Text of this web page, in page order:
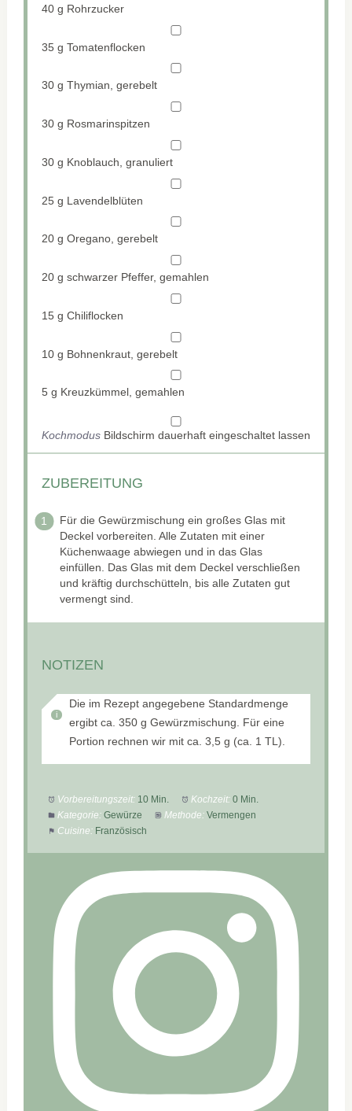
40 g Rohrzucker
35 g Tomatenflocken
30 g Thymian, gerebelt
30 g Rosmarinspitzen
30 g Knoblauch, granuliert
25 g Lavendelblüten
20 g Oregano, gerebelt
20 g schwarzer Pfeffer, gemahlen
15 g Chiliflocken
10 g Bohnenkraut, gerebelt
5 g Kreuzkümmel, gemahlen
Kochmodus Bildschirm dauerhaft eingeschaltet lassen
ZUBEREITUNG
Für die Gewürzmischung ein großes Glas mit
Deckel vorbereiten. Alle Zutaten mit einer
Küchenwaage abwiegen und in das Glas
einfüllen. Das Glas mit dem Deckel verschließen
und kräftig durchschütteln, bis alle Zutaten gut
vermengt sind.
NOTIZEN
Die im Rezept angegebene Standardmenge
ergibt ca. 350 g Gewürzmischung. Für eine
Portion rechnen wir mit ca. 3,5 g (ca. 1 TL).
Vorbereitungszeit: 10 Min. Kochzeit: 0 Min.
Kategorie: Gewürze Methode: Vermengen
Cuisine: Französisch